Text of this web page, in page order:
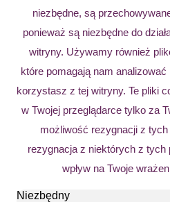
niezbędne, są
ponieważ są niezbędne do
witryny. Używamy również
które pomagają nam
korzystasz z tej witryny. Te pliki
w Twojej przeglądarce tylko za
możliwość rezygnacji z
rezygnacja z niektórych z
wpływ na Twoje
Niezbędny